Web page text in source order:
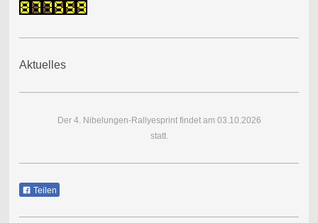
Aktuelles
Der 4. Nibelungen-Rallyesprint findet am 03.10.2026
statt.
Teilen